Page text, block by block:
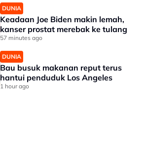
DUNIA
Keadaan Joe Biden makin lemah,
kanser prostat merebak ke tulang
57 minutes ago
DUNIA
Bau busuk makanan reput terus
hantui penduduk Los Angeles
1 hour ago